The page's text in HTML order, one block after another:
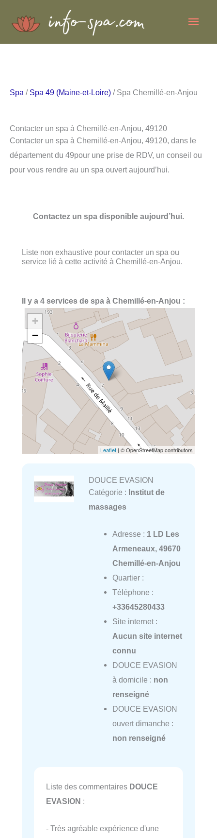
Spa / Spa 49 (Maine-et-Loire) / Spa Chemillé-en-Anjou
Contacter un spa à Chemillé-en-Anjou, 49120
Contacter un spa à Chemillé-en-Anjou, 49120, dans le
département du 49pour une prise de RDV, un conseil ou
pour vous rendre au un spa ouvert aujourd’hui.
Contactez un spa disponible aujourd’hui.
Liste non exhaustive pour contacter un spa ou
service lié à cette activité à Chemillé-en-Anjou.
Il y a 4 services de spa à Chemillé-en-Anjou :
+
−
Leaflet | © OpenStreetMap contributors
DOUCE EVASION
Catégorie : Institut de
massages
Adresse : 1 LD Les
Armeneaux, 49670
Chemillé-en-Anjou
Quartier :
Téléphone :
+33645280433
Site internet :
Aucun site internet
connu
DOUCE EVASION
à domicile : non
renseigné
DOUCE EVASION
ouvert dimanche :
non renseigné
Liste des commentaires DOUCE
EVASION :
- Très agréable expérience d'une